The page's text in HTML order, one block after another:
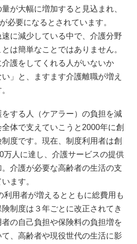
が大幅に増加すると見込まれ、
必要になるとされています。
に減少している中で、介護分野
は簡単なことではありません。
護をしてくれる人がいないか
」と、ますます介護離職が増え
する人（ケアラー）の負担を減
体で支えていこうと2000年に創
度です。現在、制度利用者は創
万人に達し、介護サービスの提供
介護が必要な高齢者の生活の支
ます。
用者が増えるとともに総費用も
制度は３年ごとに改正されてき
の自己負担や保険料の負担増を
、高齢者や現役世代の生活に影